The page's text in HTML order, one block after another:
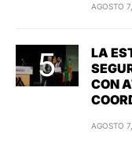
AGOSTO
LA
CON
AGOSTO